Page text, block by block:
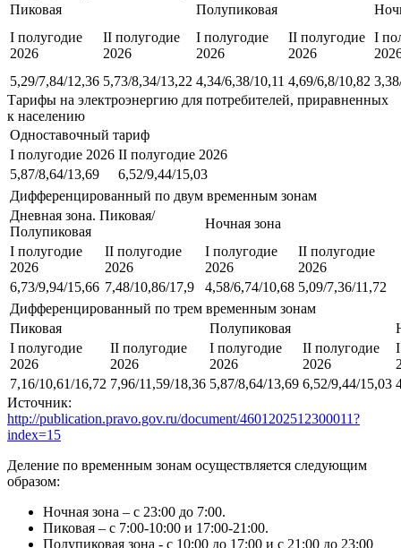
Пиковая
Полупиковая
I полугодие
2026
II полугодие
2026
I полугодие
2026
II полугодие
2026
I
5,29/7,84/12,36 5,73/8,34/13,22 4,34/6,38/10,11 4,69/6,8/10,82
Тарифы на электроэнергию для потребителей, приравненных
к населению
Одноставочный тариф
I полугодие 2026 II полугодие 2026
5,87/8,64/13,69
6,52/9,44/15,03
Дифференцированный по двум временным зонам
Дневная зона. Пиковая/
Полупиковая
Ночная зона
I полугодие
2026
II полугодие
2026
I полугодие
2026
II полугодие
2026
6,73/9,94/15,66 7,48/10,86/17,9 4,58/6,74/10,68 5,09/7,36/11,72
Дифференцированный по трем временным зонам
Пиковая
Полупиковая
I полугодие
2026
II полугодие
2026
I полугодие
2026
II полугодие
2026
7,16/10,61/16,72 7,96/11,59/18,36 5,87/8,64/13,69 6,52/9,44/15,03
Источник:
http://publication.pravo.gov.ru/document/4601202512300011?
index=15
Деление по временным зонам осуществляется следующим
образом:
Ночная зона – с 23:00 до 7:00.
Пиковая – с 7:00-10:00 и 17:00-21:00.
Полупиковая зона - с 10:00 до 17:00 и с 21:00 до 23:00